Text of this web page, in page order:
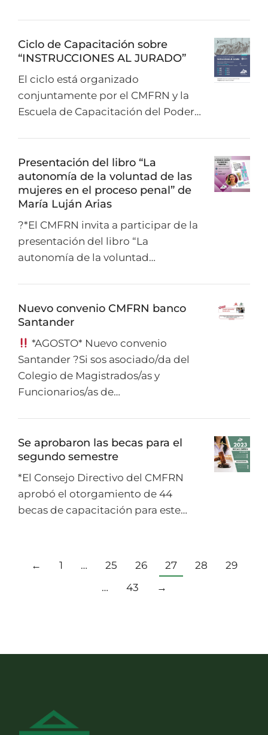
Ciclo de Capacitación sobre
“INSTRUCCIONES AL JURADO”
El ciclo está organizado
conjuntamente por el CMFRN y la
Escuela de Capacitación del Poder…
Presentación del libro “La
autonomía de la voluntad de las
mujeres en el proceso penal” de
María Luján Arias
?*El CMFRN invita a participar de la
presentación del libro “La
autonomía de la voluntad…
Nuevo convenio CMFRN banco
Santander
*AGOSTO* Nuevo convenio
Santander ?Si sos asociado/da del
Colegio de Magistrados/as y
Funcionarios/as de…
Se aprobaron las becas para el
segundo semestre
*El Consejo Directivo del CMFRN
aprobó el otorgamiento de 44
becas de capacitación para este…
← 1 … 25 26 27 28
29
…
43 →